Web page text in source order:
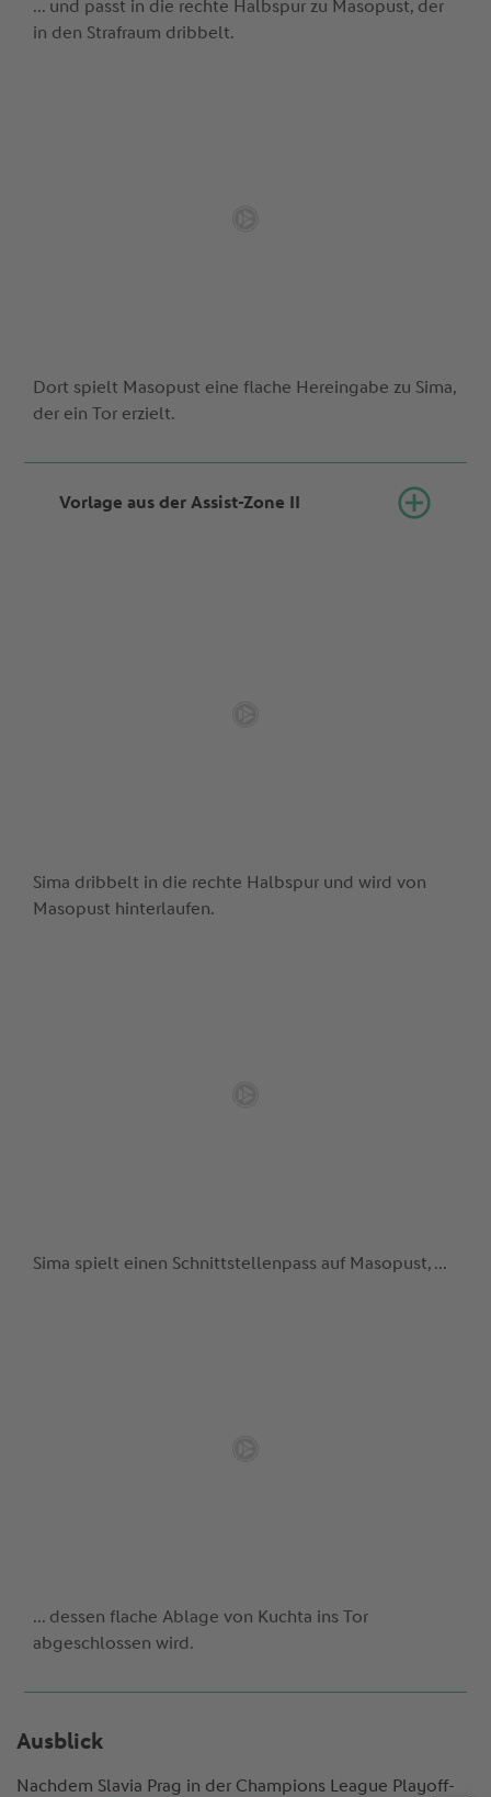
... und passt in die rechte Halbspur zu Masopust, der
in den Strafraum dribbelt.
Dort spielt Masopust eine flache Hereingabe zu Sima,
der ein Tor erzielt.
Vorlage aus der Assist-Zone II
Sima dribbelt in die rechte Halbspur und wird von
Masopust hinterlaufen.
Sima spielt einen Schnittstellenpass auf Masopust, ...
... dessen flache Ablage von Kuchta ins Tor
abgeschlossen wird.
Ausblick
Nachdem Slavia Prag in der Champions League Playoff-